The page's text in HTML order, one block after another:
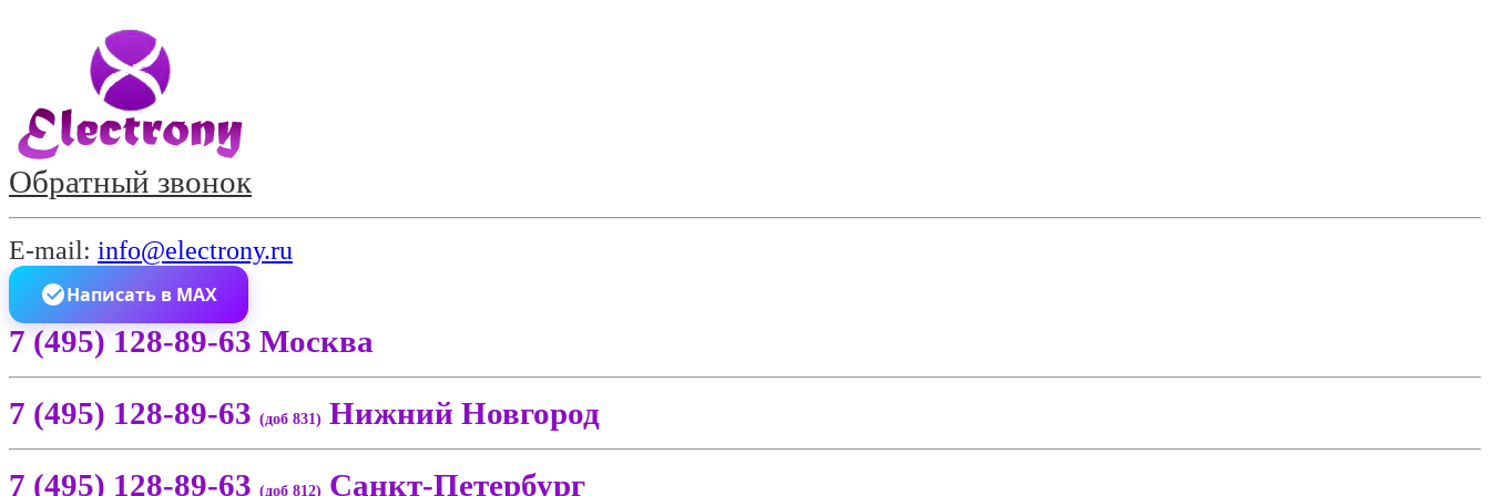
Обратный звонок
E-mail: info@electrony.ru
Написать в MAX
7 (495) 128-89-63 Москва
7 (495) 128-89-63 (доб 831) Нижний Новгород
7 (495) 128-89-63 (доб 812) Санкт-Петербург